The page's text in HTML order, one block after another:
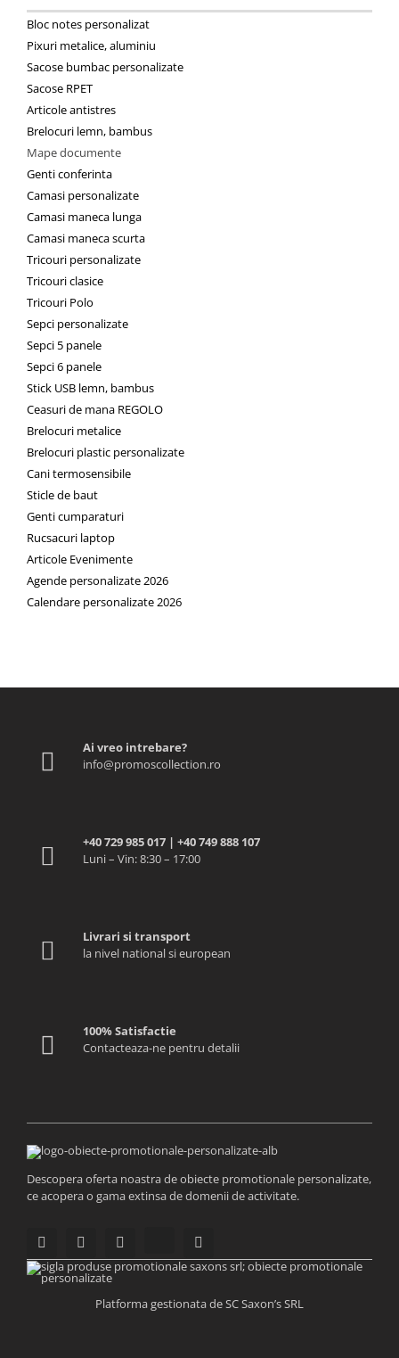
Bloc notes personalizat
Pixuri metalice, aluminiu
Sacose bumbac personalizate
Sacose RPET
Articole antistres
Brelocuri lemn, bambus
Mape documente
Genti conferinta
Camasi personalizate
Camasi maneca lunga
Camasi maneca scurta
Tricouri personalizate
Tricouri clasice
Tricouri Polo
Sepci personalizate
Sepci 5 panele
Sepci 6 panele
Stick USB lemn, bambus
Ceasuri de mana REGOLO
Brelocuri metalice
Brelocuri plastic personalizate
Cani termosensibile
Sticle de baut
Genti cumparaturi
Rucsacuri laptop
Articole Evenimente
Agende personalizate 2026
Calendare personalizate 2026
Ai vreo intrebare?
info@promoscollection.ro
+40 729 985 017 | +40 749 888 107
Luni – Vin: 8:30 – 17:00
Livrari si transport
la nivel national si european
100% Satisfactie
Contacteaza-ne pentru detalii
Descopera oferta noastra de obiecte promotionale personalizate,
ce acopera o gama extinsa de domenii de activitate.
Platforma gestionata de SC Saxon’s SRL